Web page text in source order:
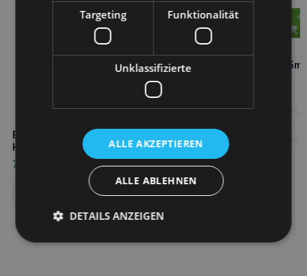
BIOVICO sibone 10 Tabletten
Hund Katze
7,80
Weiterlesen
BIOVICO sibone Paste 15ml
Targeting Funktionalität
Unklassifizierte
ALLE AKZEPTIEREN
ALLE ABLEHNEN
DETAILS ANZEIGEN